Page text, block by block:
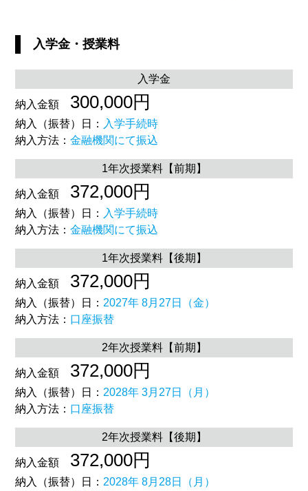
入学金・授業料
入学金
納入金額 300,000円
納入（振替）日： 入学手続時
納入方法：金融機関にて振込
1年次授業料【前期】
納入金額 372,000円
納入（振替）日： 入学手続時
納入方法：金融機関にて振込
1年次授業料【後期】
納入金額 372,000円
納入（振替）日： 2027年 8月27日（金）
納入方法： 口座振替
2年次授業料【前期】
納入金額 372,000円
納入（振替）日： 2028年 3月27日（月）
納入方法： 口座振替
2年次授業料【後期】
納入金額 372,000円
納入（振替）日： 2028年 8月28日（月）